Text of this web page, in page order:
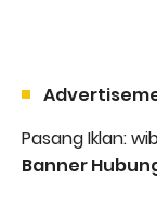
Pasang Iklan:
Banner